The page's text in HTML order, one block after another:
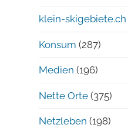
klein-skigebiete.ch
Konsum (287)
Medien (196)
Nette Orte (375)
Netzleben (198)